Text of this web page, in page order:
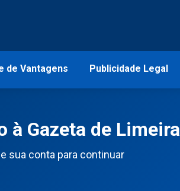
de Vantagens Publicidade Legal
à Gazeta de Limeira
sua conta para continuar